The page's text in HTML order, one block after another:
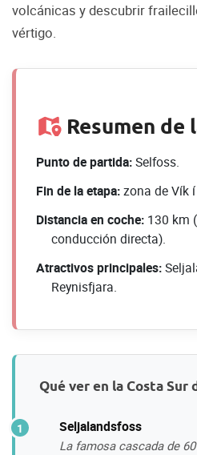
volcánicas y descubrir
vértigo.
Resumen de
Punto de partida:Selfoss.
Fin de la etapa:zona de Vík
Distancia en coche: 130 km
conducción directa).
Atractivos principales:
Reynisfjara.
Qué ver en la Costa Sur
Seljalandsfoss
La famosa cascada de